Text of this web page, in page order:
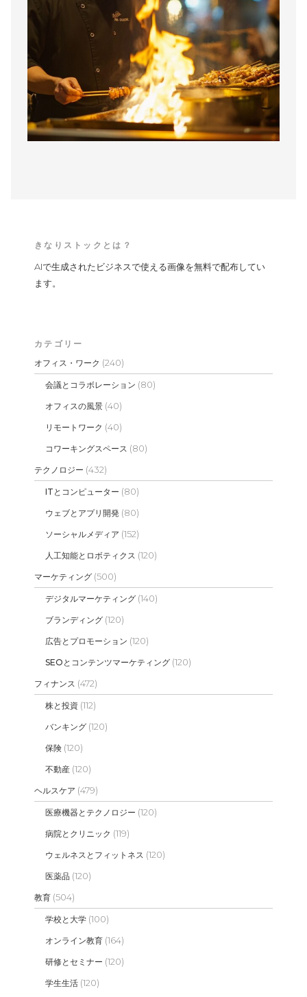
きなりストックとは？
AIで生成されたビジネスで使える画像を無料で配布してい
ます。
カテゴリー
オフィス・ワーク (240)
会議とコラボレーション (80)
オフィスの風景 (40)
リモートワーク (40)
コワーキングスペース (80)
テクノロジー (432)
ITとコンピューター (80)
ウェブとアプリ開発 (80)
ソーシャルメディア (152)
人工知能とロボティクス (120)
マーケティング (500)
デジタルマーケティング (140)
ブランディング (120)
広告とプロモーション (120)
SEOとコンテンツマーケティング (120)
フィナンス (472)
株と投資 (112)
バンキング (120)
保険 (120)
不動産 (120)
ヘルスケア (479)
医療機器とテクノロジー (120)
病院とクリニック (119)
ウェルネスとフィットネス (120)
医薬品 (120)
教育 (504)
学校と大学 (100)
オンライン教育 (164)
研修とセミナー (120)
学生生活 (120)